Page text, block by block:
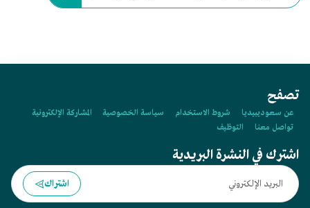
تصفح
عن سعوديبيديا شروط الاستخدام سياسة الخصوصية
المشاركة الإلكترونية
تواصل معنا
التوظيف
اشترك في النشرة البريدية
اشتراك